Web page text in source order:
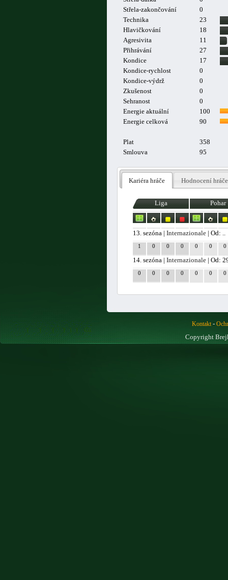
Střela-zakončování
0
Technika
23
Hlavičkování
18
Agresivita
11
Přihrávání
27
Kondice
17
Kondice-rychlost
0
Kondice-výdrž
0
Zkušenost
0
Sehranost
0
Energie aktuální
100
Energie celková
90
Plat
358
Smlouva
95
Kariéra hráče Hodnocení hráče
Liga Pohar
13. sezóna |Internazionale | Od: ..
1 0 0 0 0 0 0
14. sezóna |Internazionale | Od:
0 0 0 0 0 0 0
Kontakt-
Copyright